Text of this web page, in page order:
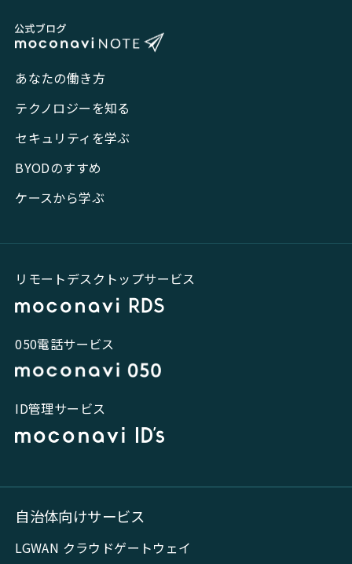
あなたの働き方
テクノロジーを知る
セキュリティを学ぶ
BYODのすすめ
ケースから学ぶ
リモートデスクトップサービス
050電話サービス
ID管理サービス
自治体向けサービス
LGWAN クラウドゲートウェイ